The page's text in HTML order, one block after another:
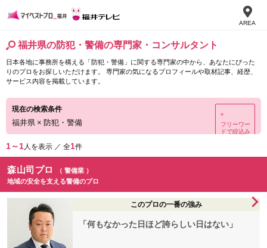
AREA
福井県の防犯・警備の専門家・コンサルタント
日本各地に事務所を構える「防犯・警備」に関する専門家の中から、あなたにぴった
りのプロをお探しいただけます。 専門家の気になるプロフィールや取材記事、経歴、
サービス内容を掲載しています。
現在の検索条件
福井県 × 防犯・警備
＋
フリーワー
ドで絞込み
1～1人を表示 ／ 全1件
森山司プロ
（ 警備業 ）
地域の安全を支える警備のプロ
このプロの一番の強み
「何もなかった日ほど誇らしい日はない」